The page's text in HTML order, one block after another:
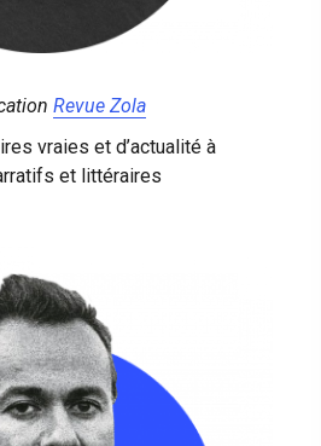
Revue Zola
vraies et d’actualité à
et littéraires